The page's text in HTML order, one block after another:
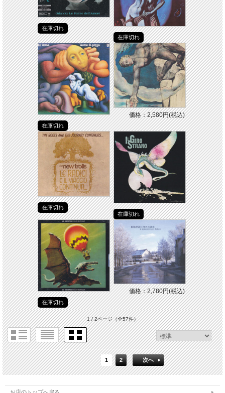
在庫切れ
在庫切れ
在庫切れ
価格：2,580円(税込)
在庫切れ
在庫切れ
在庫切れ
価格：2,780円(税込)
1 / 2ページ（全57件）
1 2 次へ